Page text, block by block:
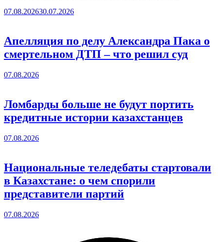
07.08.202630.07.2026
Апелляция по делу Александра Пака о
смертельном ДТП – что решил суд
07.08.2026
Ломбарды больше не будут портить
кредитные истории казахстанцев
07.08.2026
Национальные теледебаты стартовали
в Казахстане: о чем спорили
представители партий
07.08.2026